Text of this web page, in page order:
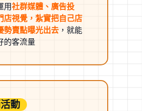
用社群媒體、廣告投
店視覺，紮實把自己店
勢賣點曝光出去，就能
的客流量
動